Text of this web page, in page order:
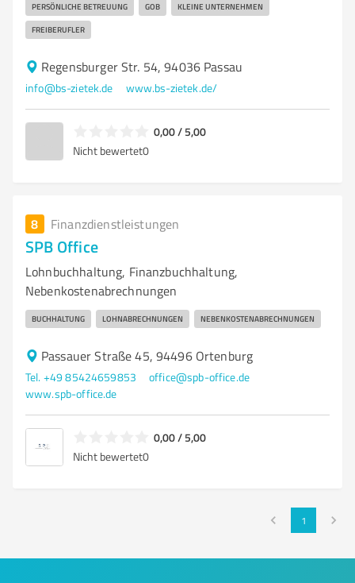
PERSÖNLICHE BETREUUNG GOB KLEINE UNTERNEHMEN
FREIBERUFLER
Regensburger Str. 54, 94036 Passau
info@bs-zietek.de www.bs-zietek.de/
0,00 / 5,00
Nicht bewertet0
8 Finanzdienstleistungen
SPB Office
Lohnbuchhaltung, Finanzbuchhaltung,
Nebenkostenabrechnungen
BUCHHALTUNG LOHNABRECHNUNGEN NEBENKOSTENABRECHNUNGEN
Passauer Straße 45, 94496 Ortenburg
Tel. +49 85424659853
office@spb-office.de
www.spb-office.de
0,00 / 5,00
Nicht bewertet0
1